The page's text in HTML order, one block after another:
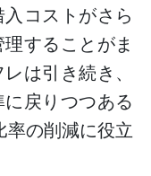
コストがさら
することがま
は引き続き、
戻りつつある
の削減に役立